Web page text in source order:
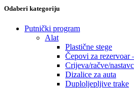
Odaberi kategoriju
Putnički program
Alat
Plastične stege
Čepovi za rezervoar
Crijeva/račve/
Dizalice za auta
Duploljepljive trake